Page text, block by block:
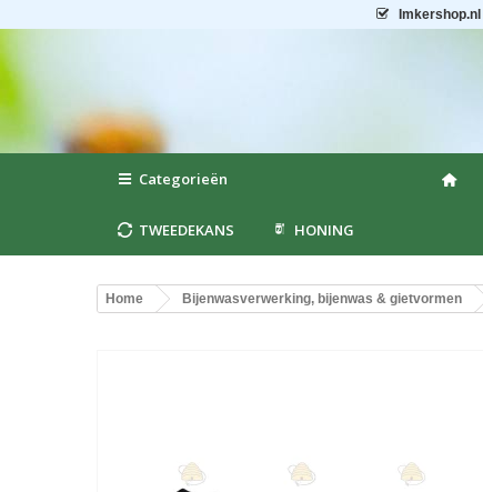
Imkershop.nl
Categorieën
TWEEDEKANS HONING
Home Bijenwasverwerking, bijenwas & gietvormen